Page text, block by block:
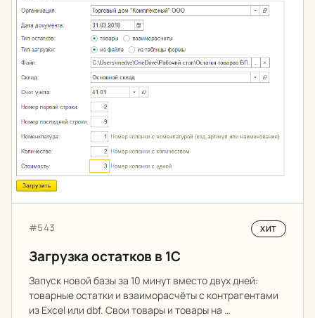
Артикул:
#543 ХИТ
Загрузка остатков в 1С
Запуск новой базы за 10 минут вместо двух дней:
товарные остатки и взаиморасчёты с контрагентами
из Excel или dbf. Свои товары и товары на …